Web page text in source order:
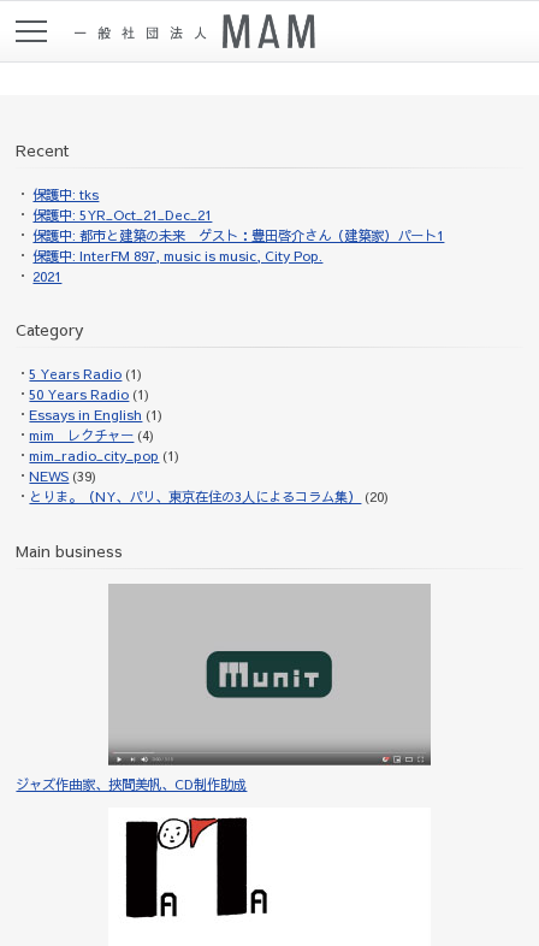
Recent
保護中: tks
保護中: 5YR_Oct_21_Dec_21
保護中: 都市と建築の未来 ゲスト：豊田啓介さん（建築家）パート1
保護中: InterFM 897, music is music, City Pop.
2021
Category
5 Years Radio (1)
50 Years Radio (1)
Essays in English (1)
mim レクチャー (4)
mim_radio_city_pop (1)
NEWS (39)
とりま。（NY、パリ、東京在住の3人によるコラム集）
(20)
Main business
ジャズ作曲家、挾間美帆、CD制作助成